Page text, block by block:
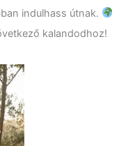
indulhass útnak.
kalandodhoz!